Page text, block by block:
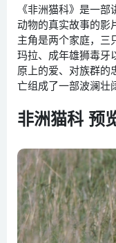
《非洲猫科》是一
动物的真实故事的影
主角是两个家庭，三
玛拉、成年雄狮毒牙
原上的爱、对族群的
亡组成了一部波澜壮
非洲猫科 预